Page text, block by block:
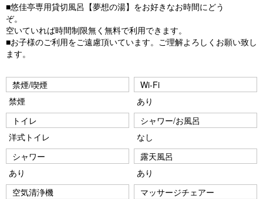
■悠佳亭専用貸切風呂【夢想の湯】をお好きなお時間にどう
ぞ。
空いていれば時間制限無く無料で利用できます。
■お子様のご利用をご遠慮頂いています。ご理解よろしくお願い致し
ます。
禁煙/喫煙
禁煙
Wi-Fi
あり
トイレ
洋式トイレ
シャワー/お風呂
なし
シャワー
あり
露天風呂
あり
空気清浄機
マッサージチェアー